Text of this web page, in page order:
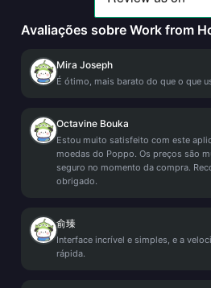
Avaliações sobre Work from
Mira Joseph
É ótimo, mais barato do que o que
Octavine Bouka
Estou muito satisfeito com este
moedas do Poppo. Os preços são
seguro no momento da compra.
obrigado.
俞臻
Interface incrível e simples, e a
rápida.